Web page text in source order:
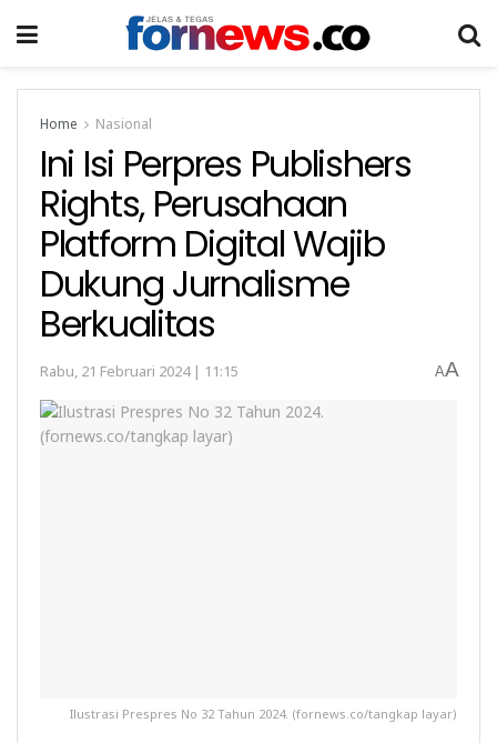
Home Nasional
Ini Isi Perpres Publishers
Rights, Perusahaan
Platform Digital Wajib
Dukung Jurnalisme
Berkualitas
Rabu, 21 Februari 2024 | 11:15 AA
Ilustrasi Prespres No 32 Tahun 2024. (fornews.co/tangkap layar)